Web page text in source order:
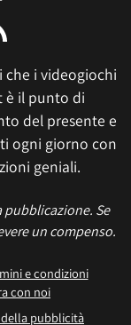
i videogiochi
è il punto di
del presente e
ogni giorno con
geniali.
Se
un compenso.
e condizioni
con noi
pubblicità